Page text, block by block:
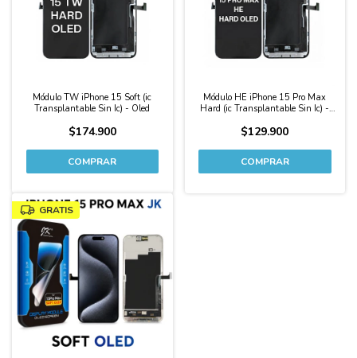
Módulo TW iPhone 15 Soft (ic
Transplantable Sin Ic) - Oled
$174.900
Módulo HE iPhone 15 Pro Max
Hard (ic Transplantable Sin Ic) -
$129.900
GRATIS